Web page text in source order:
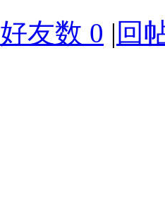
好友数 0 | 回